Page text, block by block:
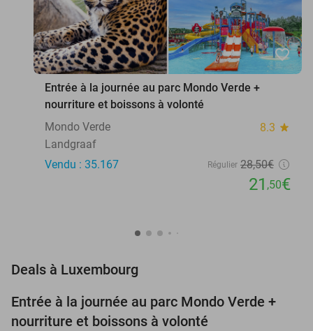
favorite_border
Entrée à la journée au parc Mondo Verde +
nourriture et boissons à volonté
Mondo Verde
8.3 star
Landgraaf
Vendu : 35.167
Régulier 28,50€
21 ,50€
Deals à Luxembourg
25%
Entrée à la journée au parc Mondo Verde +
nourriture et boissons à volonté